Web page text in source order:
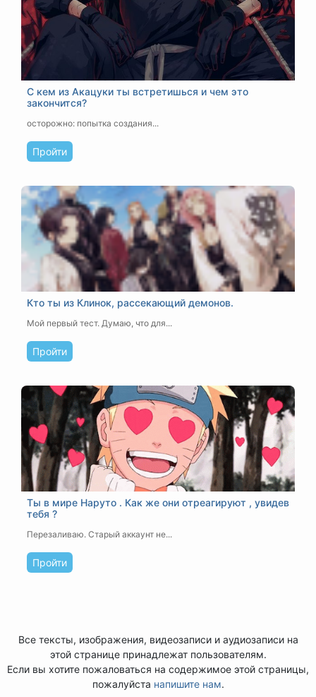
С кем из Акацуки ты встретишься и чем это
закончится?
осторожно: попытка создания...
Пройти
Кто ты из Клинок, рассекающий демонов.
Мой первый тест. Думаю, что для...
Пройти
Ты в мире Наруто . Как же они отреагируют , увидев
тебя ?
Перезаливаю. Старый аккаунт не...
Пройти
Все тексты, изображения, видеозаписи и аудиозаписи на
этой странице принадлежат пользователям.
Если вы хотите пожаловаться на содержимое этой страницы,
пожалуйста напишите нам.